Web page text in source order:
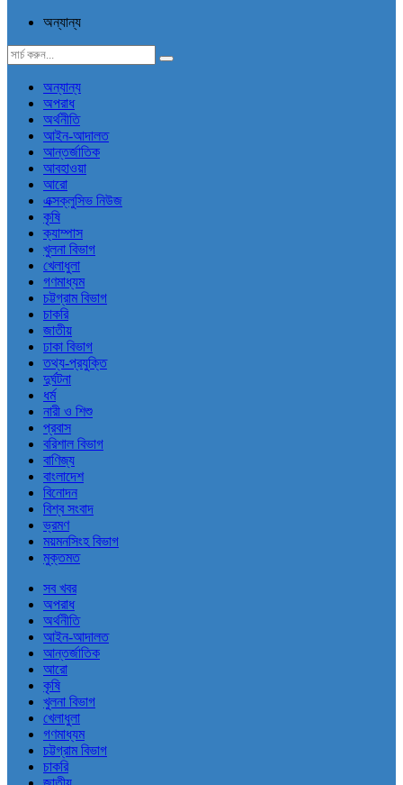
অন্যান্য
অন্যান্য
অপরাধ
অর্থনীতি
আইন-আদালত
আন্তর্জাতিক
আবহাওয়া
আরো
এক্সক্লুসিভ নিউজ
কৃষি
ক্যাম্পাস
খুলনা বিভাগ
খেলাধুলা
গণমাধ্যম
চট্টগ্রাম বিভাগ
চাকরি
জাতীয়
ঢাকা বিভাগ
তথ্য-প্রযুক্তি
দুর্ঘটনা
ধর্ম
নারী ও শিশু
প্রবাস
বরিশাল বিভাগ
বাণিজ্য
বাংলাদেশ
বিনোদন
বিশ্ব সংবাদ
ভ্রমণ
ময়মনসিংহ বিভাগ
মুক্তমত
সব খবর
অপরাধ
অর্থনীতি
আইন-আদালত
আন্তর্জাতিক
আরো
কৃষি
খুলনা বিভাগ
খেলাধুলা
গণমাধ্যম
চট্টগ্রাম বিভাগ
চাকরি